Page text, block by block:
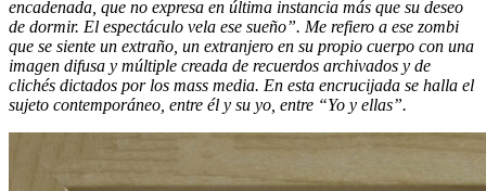
encadenada, que no expresa en última instancia más que su deseo
de dormir. El espectáculo vela ese sueño”. Me refiero a ese zombi
que se siente un extraño, un extranjero en su propio cuerpo con una
imagen difusa y múltiple creada de recuerdos archivados y de
clichés dictados por los mass media. En esta encrucijada se halla el
sujeto contemporáneo, entre él y su yo, entre “Yo y ellas”.